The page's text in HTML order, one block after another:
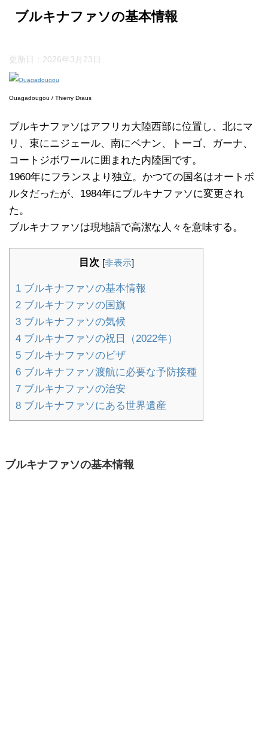
ブルキナファソの基本情報
更新日： 2026年3月23日
Ouagadougou / Thierry Draus
ブルキナファソはアフリカ大陸西部に位置し、北にマ
リ、東にニジェール、南にベナン、トーゴ、ガーナ、
コートジボワールに囲まれた内陸国です。
1960年にフランスより独立。かつての国名はオートボ
ルタだったが、1984年にブルキナファソに変更され
た。
ブルキナファソは現地語で高潔な人々を意味する。
目次 [非表示]
1 ブルキナファソの基本情報
2 ブルキナファソの国旗
3 ブルキナファソの気候
4 ブルキナファソの祝日（2022年）
5 ブルキナファソのビザ
6 ブルキナファソ渡航に必要な予防接種
7 ブルキナファソの治安
8 ブルキナファソにある世界遺産
ブルキナファソの基本情報